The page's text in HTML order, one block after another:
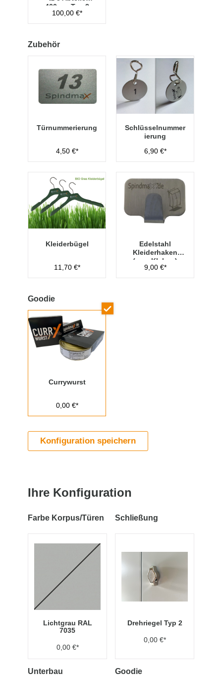
400mm Typ 2
100,00 €*
Zubehör
Türnummerierung
4,50 €*
Schlüsselnummer
ierung
6,90 €*
Kleiderbügel
11,70 €*
Edelstahl
Kleiderhaken
(zum Kleben)
9,00 €*
Goodie
Currywurst
0,00 €*
Konfiguration speichern
Ihre Konfiguration
Farbe Korpus/Türen
Lichtgrau RAL
7035
0,00 €*
Schließung
Drehriegel Typ 2
0,00 €*
Unterbau Goodie